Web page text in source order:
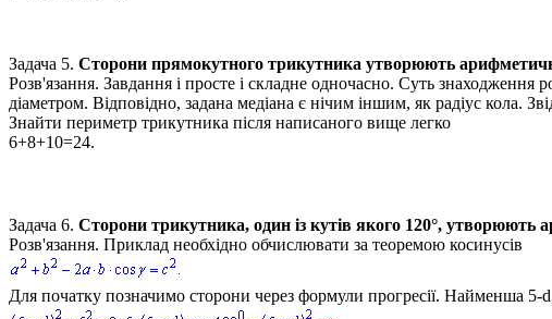
Задача 5. Сторони прямокутного трикутника утворюють
Розв'язання. Завдання і просте і складне одночасно. Суть знаходження
діаметром. Відповідно, задана медіана є нічим іншим, як радіус кола.
Знайти периметр трикутника після написаного вище легко
6+8+10=24.
Задача 6. Сторони трикутника, один із кутів якого 120°, утворюють
Розв'язання. Приклад необхідно обчислювати за теоремою косинусів
Для початку позначимо сторони через формули прогресії. Найменша 5-d